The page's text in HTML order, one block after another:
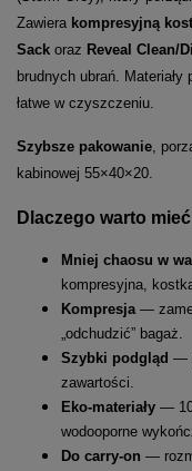
Zawiera kompresyjną
Sack oraz Reveal Clean/
brudnych ubrań.
łatwe w czyszczeniu.
Szybsze pakowanie,
kabinowej 55×40×20.
Dlaczego warto
Mniej chaosu w
kompresyjna,
Kompresja—
„odchudzić” bagaż.
Szybki podgląd —
zawartości.
Eko-materiały —
wodooporne
Do carry-on —